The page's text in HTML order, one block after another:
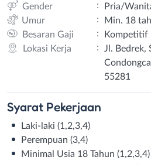
Gender
:
Pria/
Umur
:
Min. 18
Besaran Gaji
:
Kompetitif
Lokasi Kerja
:
Jl. Bedrek,
55281
Syarat Pekerjaan
Laki-laki (1,2,3,4)
Perempuan (3,4)
Minimal Usia 18 Tahun (1,2,3,4)